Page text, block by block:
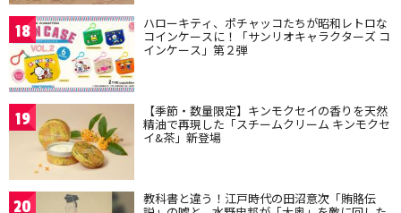
18 ハローキティ、ポチャッコたちが昭和レトロな
コインケースに！「サンリオキャラクターズ コ
インケース」第２弾
19 【季節・数量限定】キンモクセイの香りを天然
精油で再現した「スチームクリーム キンモクセ
イ&茶」新登場
20 教科書と違う！江戸時代の田沼意次「賄賂伝